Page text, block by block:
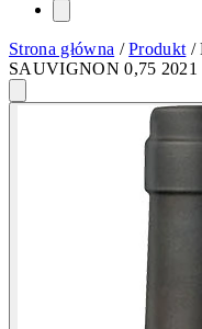
Strona główna /Produkt /
SAUVIGNON 0,75 2021